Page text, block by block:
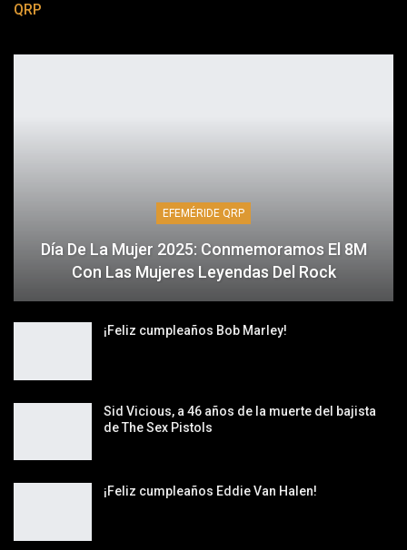
QRP
EFEMÉRIDE QRP
Día De La Mujer 2025: Conmemoramos El 8M
Con Las Mujeres Leyendas Del Rock
¡Feliz cumpleaños Bob Marley!
Sid Vicious, a 46 años de la muerte del bajista
de The Sex Pistols
¡Feliz cumpleaños Eddie Van Halen!